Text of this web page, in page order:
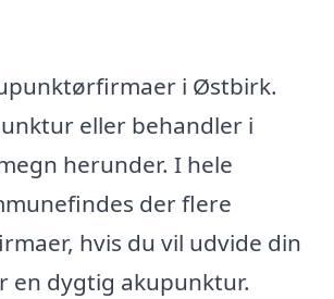
i Østbirk.
eller behandler i
herunder. I hele
der flere
hvis du vil udvide din
en dygtig akupunktur.